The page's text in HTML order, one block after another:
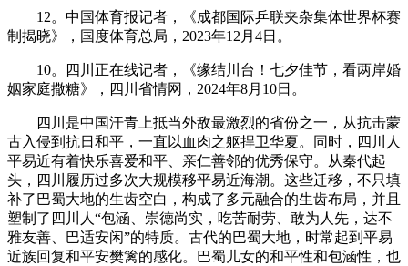
12。中国体育报记者，《成都国际乒联夹杂集体世界杯赛
制揭晓》，国度体育总局，2023年12月4日。
10。四川正在线记者，《缘结川台！七夕佳节，看两岸婚
姻家庭撒糖》，四川省情网，2024年8月10日。
四川是中国汗青上抵当外敌最激烈的省份之一，从抗击蒙
古入侵到抗日和平，一直以血肉之躯捍卫华夏。同时，四川人
平易近有着快乐喜爱和平、亲仁善邻的优秀保守。从秦代起
头，四川履历过多次大规模移平易近海潮。这些迁移，不只填
补了巴蜀大地的生齿空白，构成了多元融合的生齿布局，并且
塑制了四川人“包涵、崇德尚实，吃苦耐劳、敢为人先，达不
雅友善、巴适安闲”的特质。古代的巴蜀大地，时常起到平易
近族回复和平安樊篱的感化。巴蜀儿女的和平性和包涵性，也